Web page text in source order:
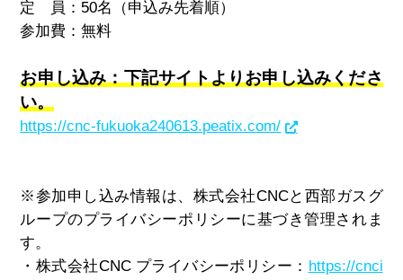
定 員：50名（申込み先着順）
参加費：無料
お申し込み：下記サイトよりお申し込みくださ
い。
https://cnc-fukuoka240613.peatix.com/
※参加申し込み情報は、株式会社CNCと西部ガスグ
ループのプライバシーポリシーに基づき管理されま
す。
・株式会社CNC プライバシーポリシー： https://cnci